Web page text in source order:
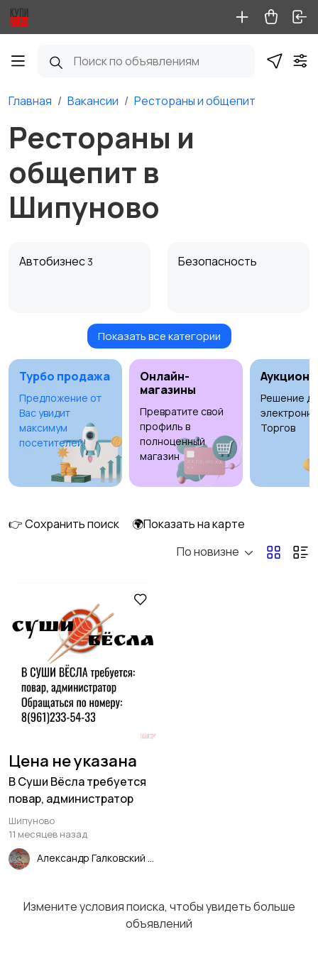
Главная Вакансии Рестораны и общепит
Рестораны и
общепит в
Шипуново
Автобизнес 3 Безопасность
Бытовые услуги и
клининг
Высший менеджмент
Госслужба
Добыча сырья,
энергетика
технологии
Магазины3
Образование и наука
1
Перевозки, склад,
Продажи1
Показать все категории
Турбо продажа
Предложение от
Вас увидит
максимум
посетителей!
Онлайн-
магазины
Превратите свой
профиль в
полноценный
магазин
Аукционы
Решение
Торгов
👉 Сохранить поиск
🌍Показать на карте
По новизне
Цена не указана
В Суши Вёсла требуется
повар, администратор
Шипуново
11 месяцев назад
Александр Галковский
Измените условия поиска, чтобы увидеть больше
объявлений